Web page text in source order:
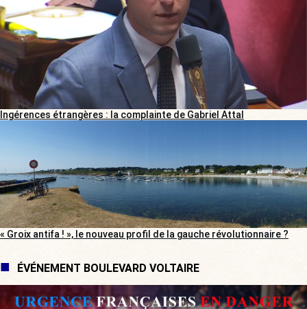
Ingérences étrangères : la complainte de Gabriel Attal
« Groix antifa ! », le nouveau profil de la gauche révolutionnaire ?
ÉVÉNEMENT BOULEVARD VOLTAIRE